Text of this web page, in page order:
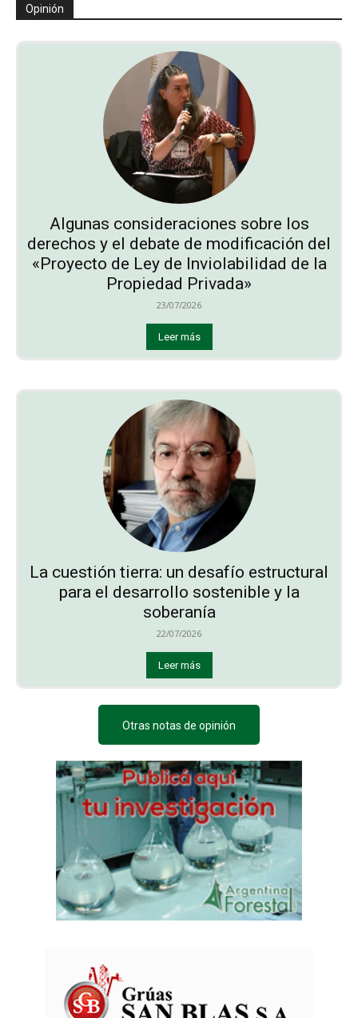
Opinión
Algunas consideraciones sobre los
derechos y el debate de modificación del
«Proyecto de Ley de Inviolabilidad de la
Propiedad Privada»
23/07/2026
Leer más
La cuestión tierra: un desafío estructural
para el desarrollo sostenible y la
soberanía
22/07/2026
Leer más
Otras notas de opinión